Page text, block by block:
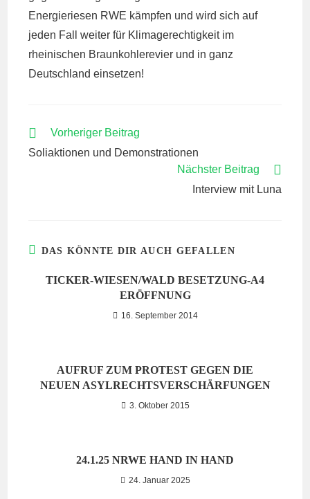
Energieriesen RWE kämpfen und wird sich auf
jeden Fall weiter für Klimagerechtigkeit im
rheinischen Braunkohlerevier und in ganz
Deutschland einsetzen!
WEITERE
ANSEHEN
Vorheriger Beitrag
Soliaktionen und Demonstrationen
Nächster Beitrag
Interview mit Luna
DAS KÖNNTE DIR AUCH GEFALLEN
TICKER-WIESEN/WALD BESETZUNG-A4
ERÖFFNUNG
16. September 2014
AUFRUF ZUM PROTEST GEGEN DIE
NEUEN ASYLRECHTSVERSCHÄRFUNGEN
3. Oktober 2015
24.1.25 NRWE HAND IN HAND
24. Januar 2025